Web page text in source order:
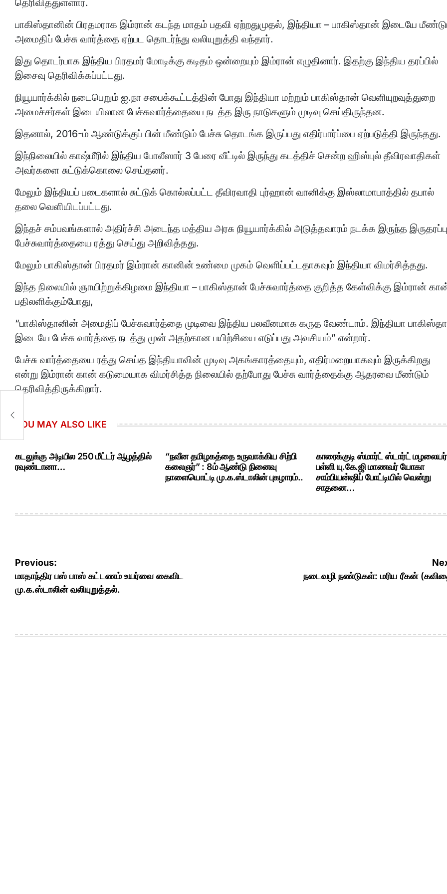
தெரிவித்துள்ளார்.
பாகிஸ்தானின் பிரதமராக இம்ரான் கடந்த மாதம் பதவி ஏற்றதுமுதல், இந்தியா – பாகிஸ்தான் இடையே
அமைதிப் பேச்சு வார்த்தை ஏற்பட தொடர்ந்து வலியுறுத்தி வந்தார்.
இது தொடர்பாக இந்திய பிரதமர் மோடிக்கு கடிதம் ஒன்றையும் இம்ரான் எழுதினார். இதற்கு இந்திய தரப்பில்
இசைவு தெரிவிக்கப்பட்டது.
நியூயார்க்கில் நடைபெறும் ஐ.நா சபைக்கூட்டத்தின் போது இந்தியா மற்றும் பாகிஸ்தான் வெளியுறவுத்துறை
அமைச்சர்கள் இடையிலான பேச்சுவார்த்தையை நடத்த இரு நாடுகளும் முடிவு செய்திருந்தன.
இதனால், 2016-ம் ஆண்டுக்குப் பின் மீண்டும் பேச்சு தொடங்க இருப்பது எதிர்பார்ப்பை ஏற்படுத்தி இருந்தது.
இந்நிலையில் காஷ்மீரில் இந்திய போலீஸார் 3 பேரை வீட்டில் இருந்து கடத்திச் சென்ற ஹிஸ்புல் தீவிரவாதிகள்
அவர்களை சுட்டுக்கொலை செய்தனர்.
மேலும் இந்தியப் படைகளால் சுட்டுக் கொல்லப்பட்ட தீவிரவாதி புர்ஹான் வானிக்கு இஸ்லாமாபாத்தில் தபால்
தலை வெளியிடப்பட்டது.
இந்தச் சம்பவங்களால் அதிர்ச்சி அடைந்த மத்திய அரசு நியூயார்க்கில் அடுத்தவாரம் நடக்க இருந்த இருதரப்பு
பேச்சுவார்த்தையை ரத்து செய்து அறிவித்தது.
மேலும் பாகிஸ்தான் பிரதமர் இம்ரான் கானின் உண்மை முகம் வெளிப்பட்டதாகவும் இந்தியா விமர்சித்தது.
இந்த நிலையில் ஞாயிற்றுக்கிழமை இந்தியா – பாகிஸ்தான் பேச்சுவார்த்தை குறித்த கேள்விக்கு இம்ரான்
பதிலளிக்கும்போது,
“பாகிஸ்தானின் அமைதிப் பேச்சுவார்த்தை முடிவை இந்திய பலவீனமாக கருத வேண்டாம். இந்தியா
இடையே பேச்சு வார்த்தை நடத்து முன் அதற்கான பயிற்சியை எடுப்பது அவசியம்” என்றார்.
பேச்சு வார்த்தையை ரத்து செய்த இந்தியாவின் முடிவு அகங்காரத்தையும், எதிர்மறையாகவும் இருக்கிறது
என்று இம்ரான் கான் கடுமையாக விமர்சித்த நிலையில் தற்போது பேச்சு வார்த்தைக்கு ஆதரவை மீண்டும்
தெரிவித்திருக்கிறார்.
YOU MAY ALSO LIKE
கடலுக்கு அடியில 250 மீட்டர் ஆழத்தில்
ரவுண்டானா…
“நவீன தமிழகத்தை உருவாக்கிய சிற்பி
கலைஞர்” : 8ம் ஆண்டு நினைவு
நாளையொட்டி மு.க.ஸ்டாலின் புகழாரம்..
காரைக்குடி ஸ்மார்ட் ஸ்டார்ட் மழலையர்
பள்ளி யு.கே.ஜி மாணவர் யோகா
சாம்பியன்ஷிப் போட்டியில் வென்று
சாதனை…
Post
navigation
Previous:
மாதாந்திர பஸ் பாஸ் கட்டணம் உயர்வை கைவிட
மு.க.ஸ்டாலின் வலியுறுத்தல்.
நடைவழி நண்டுகள்: மரிய ரீகன்